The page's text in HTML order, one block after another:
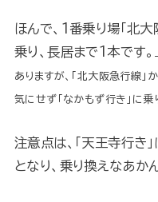
ほんで、1番乗り場「北大
乗り、長居まで1本です。
ありますが、「北大阪急行線
気にせず「なかもず行き」に乗
注意点は、「天王寺行き
となり、乗り換えなあか